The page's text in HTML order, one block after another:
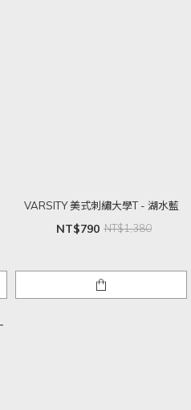
VARSITY 美式刺繡大學T - 湖水藍
NT$790 NT$1,380